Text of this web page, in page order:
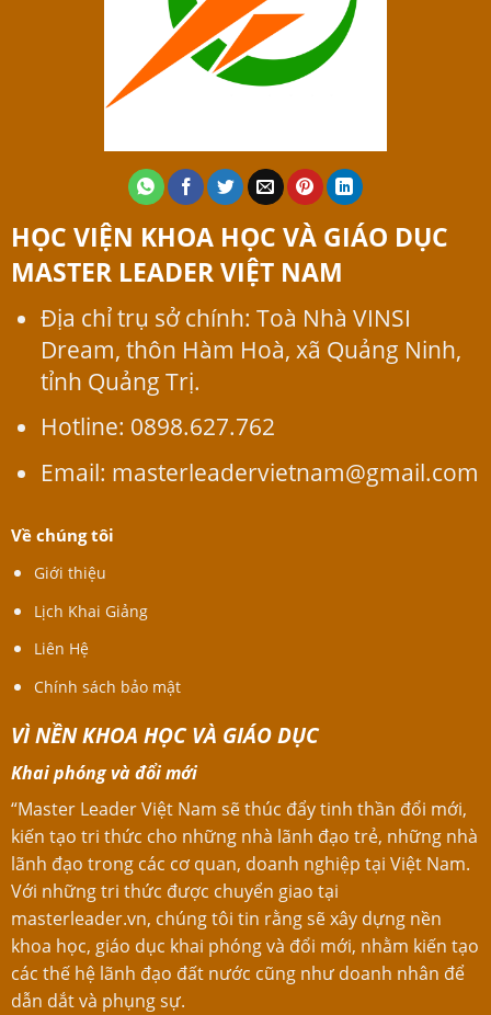
HỌC VIỆN KHOA HỌC VÀ GIÁO DỤC
MASTER LEADERVIỆT NAM
Địa chỉ trụ sở chính: Toà Nhà VINSI
Dream, thôn Hàm Hoà, xã Quảng Ninh,
tỉnh Quảng Trị.
Hotline: 0898.627.762
Email: masterleadervietnam@gmail.com
Về chúng tôi
Giới thiệu
Lịch Khai Giảng
Liên Hệ
Chính sách bảo mật
VÌ NỀN KHOA HỌC VÀ GIÁO DỤC
Khai phóng và đổi mới
“Master Leader Việt Nam sẽ thúc đẩy tinh thần đổi mới,
kiến tạo tri thức cho những nhà lãnh đạo trẻ, những nhà
lãnh đạo trong các cơ quan, doanh nghiệp tại Việt Nam.
Với những tri thức được chuyển giao tại
masterleader.vn, chúng tôi tin rằng sẽ xây dựng nền
khoa học, giáo dục khai phóng và đổi mới, nhằm kiến tạo
các thế hệ lãnh đạo đất nước cũng như doanh nhân để
dẫn dắt và phụng sự.